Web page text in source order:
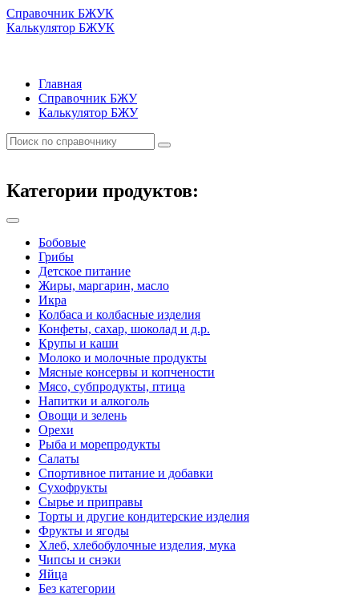
Справочник БЖУК
Калькулятор БЖУК
Главная
Справочник БЖУ
Калькулятор БЖУ
Категории продуктов:
Бобовые
Грибы
Детское питание
Жиры, маргарин, масло
Икра
Колбаса и колбасные изделия
Конфеты, сахар, шоколад и д.р.
Крупы и каши
Молоко и молочные продукты
Мясные консервы и копчености
Мясо, субпродукты, птица
Напитки и алкоголь
Овощи и зелень
Орехи
Рыба и морепродукты
Салаты
Спортивное питание и добавки
Сухофрукты
Сырье и приправы
Торты и другие кондитерские изделия
Фрукты и ягоды
Хлеб, хлебобулочные изделия, мука
Чипсы и снэки
Яйца
Без категории